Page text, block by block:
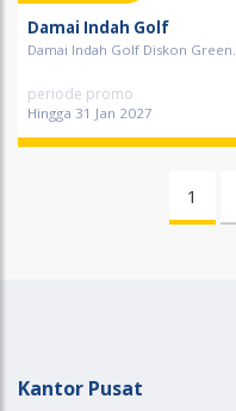
Damai Indah Golf
Damai Indah Golf Diskon Green...
periode promo
Hingga 31 Jan 2027
1
Kantor Pusat